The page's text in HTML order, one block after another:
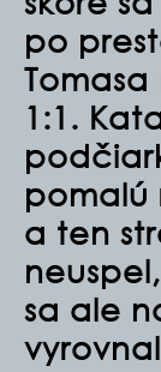
po
1:1.
pomalú
a ten
sa ale